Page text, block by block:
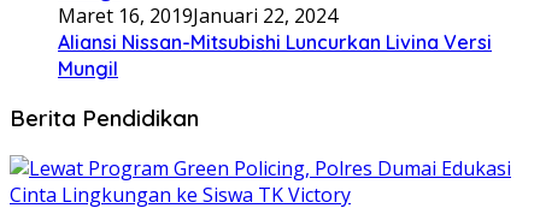
Maret 16, 2019Januari 22, 2024
Aliansi Nissan-Mitsubishi Luncurkan Livina Versi
Mungil
Berita Pendidikan